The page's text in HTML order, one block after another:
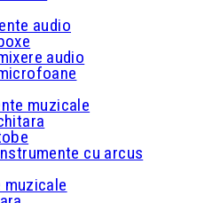
audio
audio
muzicale
cu arcus